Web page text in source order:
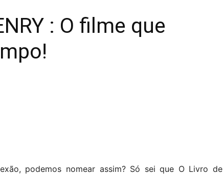
: O filme que
podemos nomear assim? Só sei que O Livro de